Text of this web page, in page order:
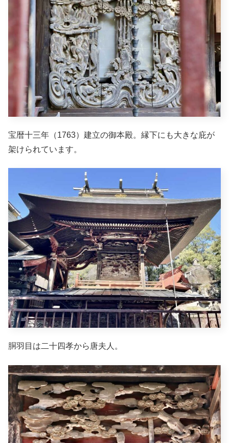
宝暦十三年（1763）建立の御本殿。縁下にも大きな庇が
架けられています。
胴羽目は二十四孝から唐夫人。